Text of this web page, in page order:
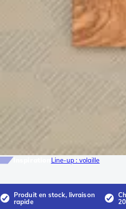
Line-up : volaille
Produit en stock, livraison
rapide